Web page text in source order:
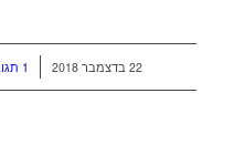
22 בדצמבר 2018 / 1 תגובה